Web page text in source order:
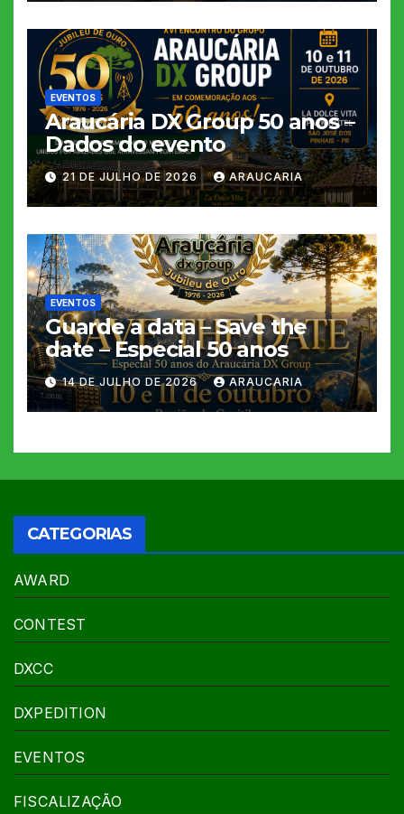
EVENTOS
Araucária DX Group 50 anos –
Dados do evento
21 DE JULHO DE 2026 ARAUCARIA
EVENTOS
Guarde a data – Save the
date – Especial 50 anos
14 DE JULHO DE 2026 ARAUCARIA
CATEGORIAS
AWARD
CONTEST
DXCC
DXPEDITION
EVENTOS
FISCALIZAÇÃO